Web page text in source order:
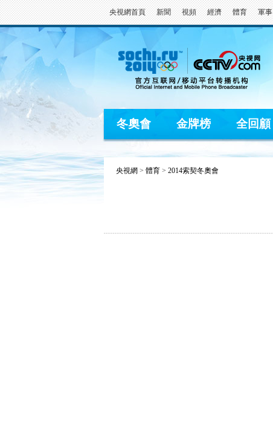
央視網首頁 新聞 視頻 經濟 體育 軍事
冬奧會 金牌榜 全回顧
央視網 > 體育 > 2014索契冬奧會